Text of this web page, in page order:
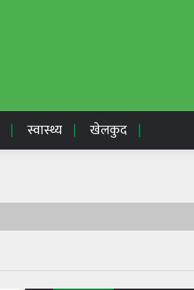
स्वास्थ्य
खेलकुद